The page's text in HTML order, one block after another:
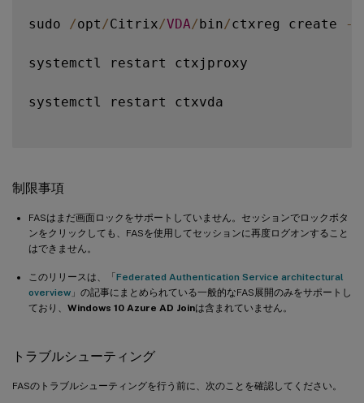
sudo /opt /Citrix/VDA/bin/ctxreg create -
systemctl restart ctxjproxy
systemctl restart ctxvda
制限事項
FASはまだ画面ロックをサポートしていません。セッションでロックボタ
ンをクリックしても、FASを使用してセッションに再度ログオンすること
はできません。
このリリースは、「Federated Authentication Service architectural
overview 」の記事にまとめられている一般的なFAS展開のみをサポートし
ており、 Windows 10 Azure AD Joinは含まれていません。
トラブルシューティング
FASのトラブルシューティングを行う前に、次のことを確認してください。